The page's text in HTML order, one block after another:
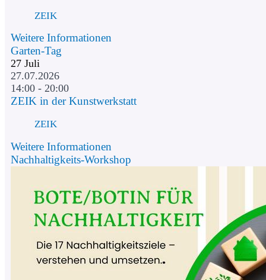
ZEIK
Weitere Informationen
Garten-Tag
27 Juli
27.07.2026
14:00 - 20:00
ZEIK in der Kunstwerkstatt
ZEIK
Weitere Informationen
Nachhaltigkeits-Workshop